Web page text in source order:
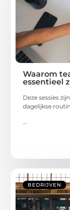
Waarom
essentieel
Deze sessies
dagelijkse
...
BEDRIJVEN